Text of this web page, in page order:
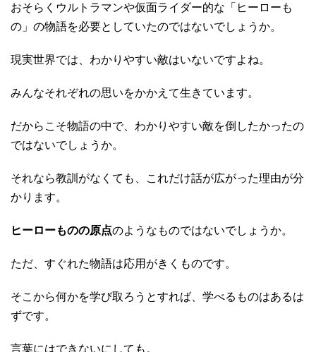
おそらくウルトラマンや仮面ライダー的な「ヒーローも
の」の物語を必要としていたのではないでしょうか。
現実世界では、わかりやすい敵はいないですよね。
みんなそれぞれの思いをかかえて生きています。
だからこそ物語の中で、わかりやすい敵を倒したかったの
ではないでしょうか。
それなら教訓がなくても、これだけ話が広がった理由が分
かります。
ヒーローものの原点のようなものではないでしょうか。
ただ、すぐれた物語は応用がきくものです。
そこから何かを学び取ろうとすれば、学べるものはあるは
ずです。
言葉にはできないにしても。